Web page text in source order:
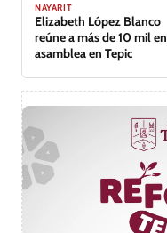
NAYARIT
Elizabeth López Blanco
reúne a más de 10 mil en
asamblea en Tepic